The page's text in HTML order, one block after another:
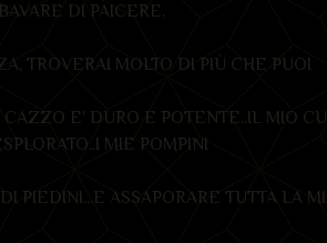
DI PAICERE.
TROVERAI MOLTO DI PIÙ CHE PUOI
CAZZO E' DURO E POTENTE..IL MIO
MIE POMPINI
PIEDINI...E ASSAPORARE TUTTA LA